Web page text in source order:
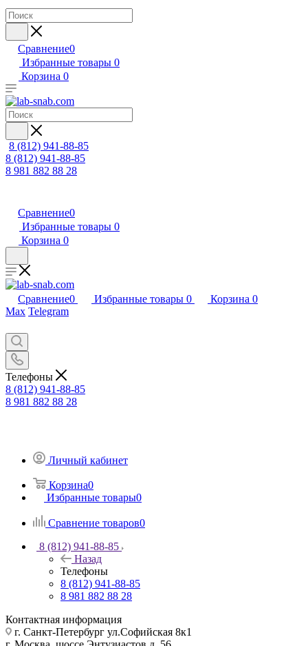
Сравнение0
Избранные товары 0
Корзина 0
8 (812) 941-88-85
8 (812) 941-88-85
8 981 882 88 28
Сравнение0
Избранные товары 0
Корзина 0
Сравнение0 Избранные товары 0 Корзина 0
Max Telegram
Телефоны
8 (812) 941-88-85
8 981 882 88 28
Личный кабинет
Корзина0
Избранные товары0
Сравнение товаров0
8 (812) 941-88-85
Назад
Телефоны
8 (812) 941-88-85
8 981 882 88 28
Контактная информация
г. Санкт-Петербург ул.Софийская 8к1